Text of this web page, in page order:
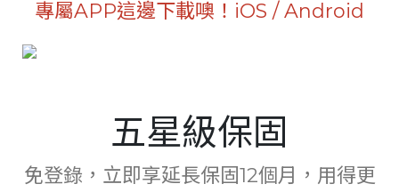
專屬APP這邊下載噢！ iOS /Android
五星級保固
免登錄，立即享延長保固12個月，用得更